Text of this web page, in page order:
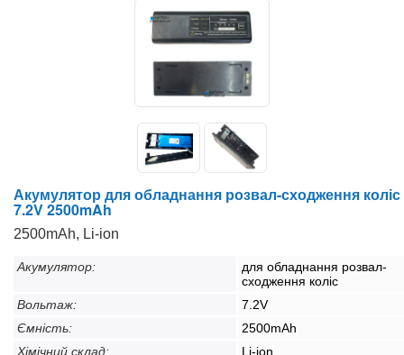
Акумулятор для обладнання розвал-сходження коліс
7.2V 2500mAh
2500mAh, Li-ion
Акумулятор:
для обладнання розвал-
сходження коліс
Вольтаж:
7.2V
Ємність:
2500mAh
Хімічний склад:
Li-ion